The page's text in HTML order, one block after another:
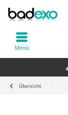
Menü
Übersicht